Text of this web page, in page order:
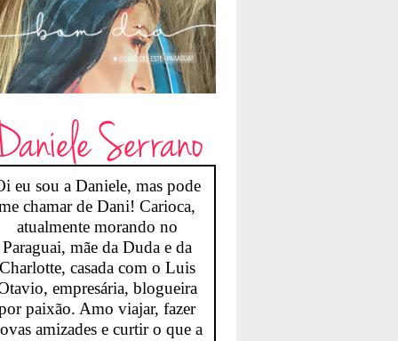
Serrano
eu sou a Daniele, mas pode
chamar de Dani! Carioca,
atualmente morando no
Paraguai, mãe da Duda e da
casada com o Luis
empresária, blogueira
paixão. Amo viajar, fazer
amizades e curtir o que a